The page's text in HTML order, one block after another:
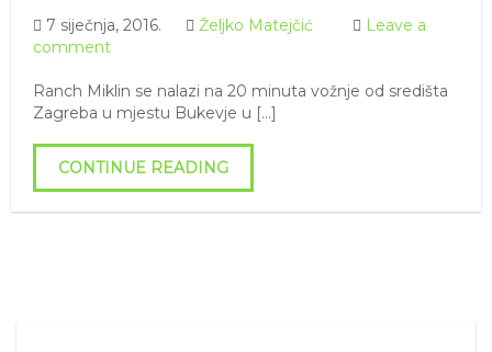
7 siječnja, 2016. Željko Matejčić
Leave a
comment
Ranch Miklin se nalazi na 20 minuta vožnje od središta
Zagreba u mjestu Bukevje u […]
CONTINUE READING